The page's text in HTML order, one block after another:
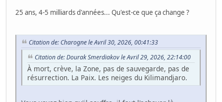
25 ans, 4-5 milliards d'années... Qu'est-ce que ça change ?
Citation de: Charogne le Avril 30, 2026, 00:41:33
Citation de: Dourak Smerdiakov le Avril 29, 2026, 22:14:00
À mort, crève, la Zone, pas de sauvegarde, pas de
résurrection. La Paix. Les neiges du Kilimandjaro.